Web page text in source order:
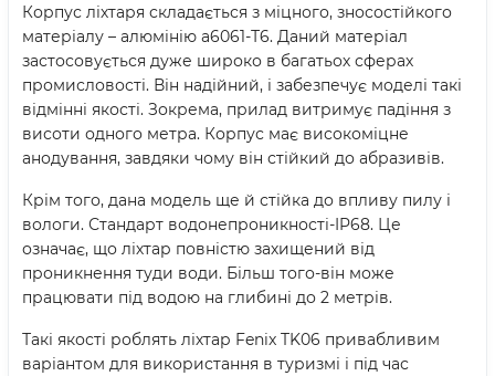
Корпус ліхтаря складається з міцного, зносостійкого
матеріалу – алюмінію а6061-Т6. Даний матеріал
застосовується дуже широко в багатьох сферах
промисловості. Він надійний, і забезпечує моделі такі
відмінні якості. Зокрема, прилад витримує падіння з
висоти одного метра. Корпус має високоміцне
анодування, завдяки чому він стійкий до абразивів.
Крім того, дана модель ще й стійка до впливу пилу і
вологи. Стандарт водонепроникності-IP68. Це
означає, що ліхтар повністю захищений від
проникнення туди води. Більш того-він може
працювати під водою на глибині до 2 метрів.
Такі якості роблять ліхтар Fenix TK06 привабливим
варіантом для використання в туризмі і під час